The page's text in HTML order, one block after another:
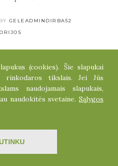
BY GELEADMINDIRBA52
(cookies). Šie slapukai
rinkodaros tikslais. Jei Jūs
naudojamais slapukais,
naudokitės svetaine. Sąlygos